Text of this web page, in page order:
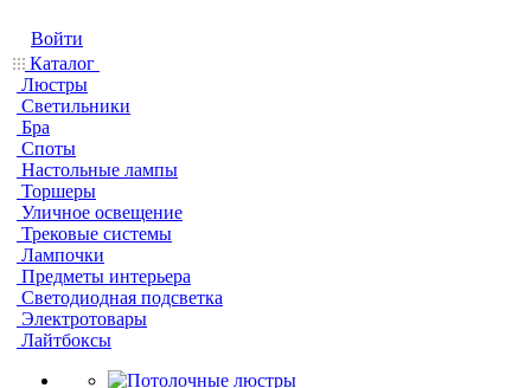
Войти
Каталог
Люстры
Светильники
Бра
Споты
Настольные лампы
Торшеры
Уличное освещение
Трековые системы
Лампочки
Предметы интерьера
Светодиодная подсветка
Электротовары
Лайтбоксы